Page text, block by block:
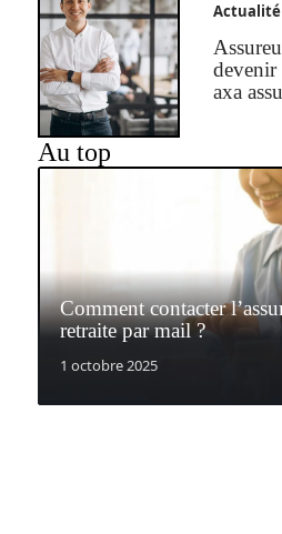
Actualité
devenir
axa
Au top
Comment contacter
retraite par mail ?
1 octobre 2025